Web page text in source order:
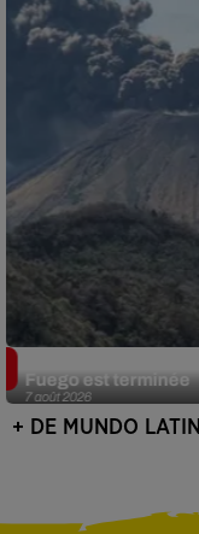
7 août 2026
Fuego est terminée
+ DE MUNDO